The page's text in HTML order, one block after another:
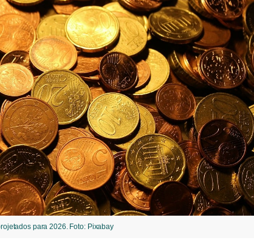
para 2026. Foto: Pixabay